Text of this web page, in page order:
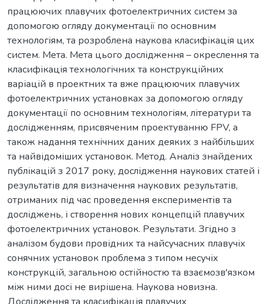
працюючих плавучих фотоелектричних систем за
допомогою огляду документації по основним
технологіям, та розроблена наукова класифікація цих
систем. Мета. Мета цього дослідження – окреслення та
класифікація технологічних та конструкційних
варіацій в проектних та вже працюючих плавучих
фотоелектричних установках за допомогою огляду
документації по основним технологіям, літератури та
дослідженням, присвяченим проектуванню FPV, а
також надання технічних даних деяких з найбільших
та найвідоміших установок. Метод. Аналіз знайдених
публікацій з 2017 року, дослідження наукових статей і
результатів для визначення наукових результатів,
отриманих під час проведення експериментів та
досліджень, і створення нових концепцій плавучих
фотоелектричних установок. Результати. Згідно з
аналізом будови провідних та найсучасних плавучіх
сонячних установок проблема з типом несучіх
конструкцій, загальною остійностю та взаємозв'язком
між ними досі не вирішена. Наукова новизна.